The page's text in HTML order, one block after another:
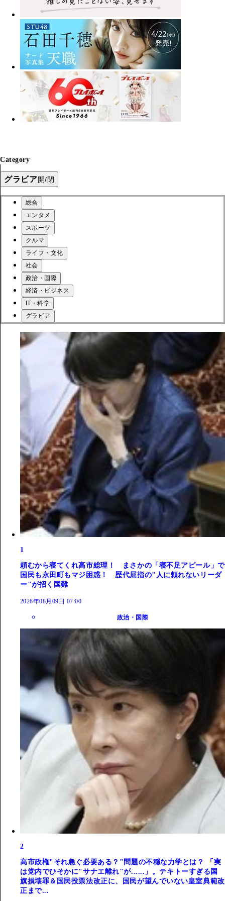
Category
グラビア開/閉
総合
エンタメ
スポーツ
クルマ
ライフ・文化
社会
政治・国際
経済・ビジネス
IT・科学
グラビア
1
頼むから寝てくれ高市総理！ まさかの「寝不足アピール」で
国民も永田町もマジ困惑！ 歴代屈指の"人に頼れないリーダ
ー"が招く国難
2026年08月09日 07:00
政治・国際
2
高市政権"それ急ぐ必要ある？"問題の不穏な力学とは？ 「実
は党内でひそかに"サナエ離れ"が......」。テキトーすぎる国
旗損壊罪＆国民投票法改正に、国民が望んでいない皇室典範改
正まで...